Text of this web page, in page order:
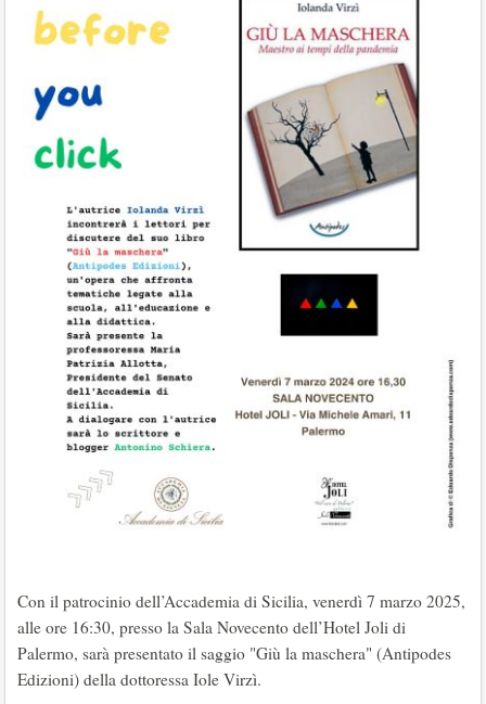
Con il patrocinio dell’Accademia di Sicilia, venerdì 7 marzo 2025,
alle ore 16:30, presso la Sala Novecento dell’Hotel Joli di
Palermo, sarà presentato il saggio "Giù la maschera" (Antipodes
Edizioni) della dottoressa Iole Virzì.